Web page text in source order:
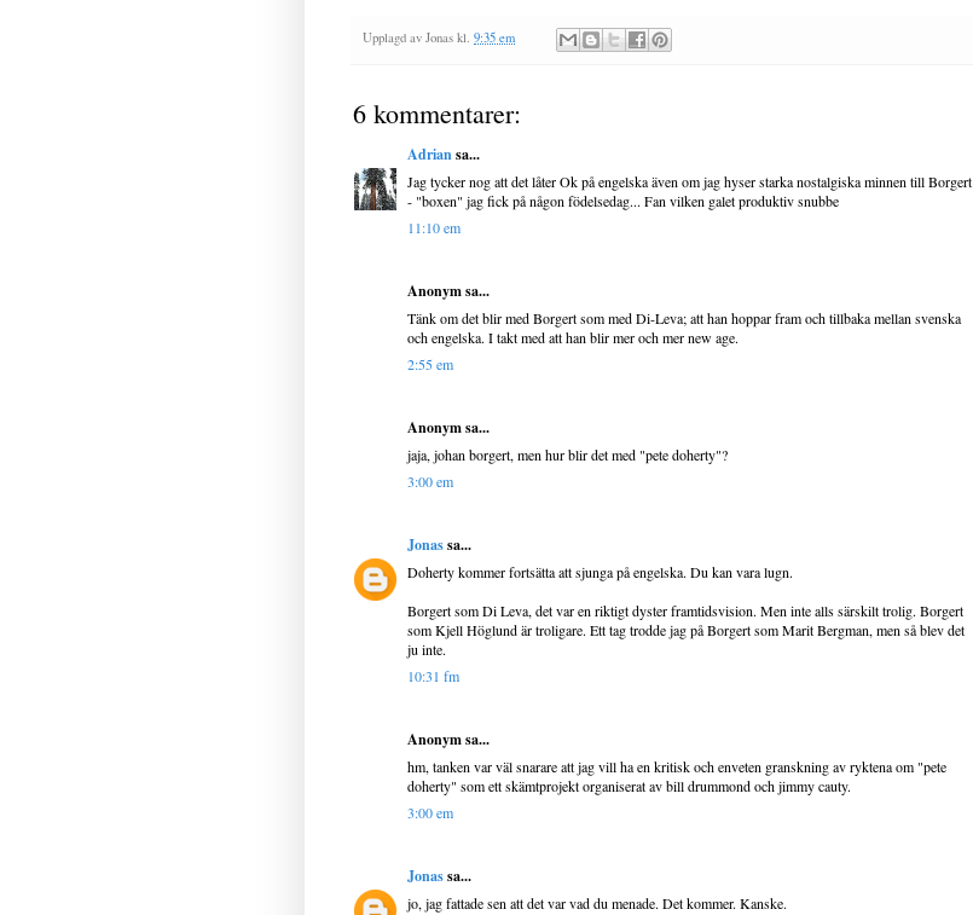
Upplagd av Jonas kl. 9:35 em
6 kommentarer:
Adriansa...
Jag tycker nog att det låter Ok på engelska även om jag hyser starka nostalgiska minnen till Borgert
- "boxen" jag fick på någon födelsedag... Fan vilken galet produktiv snubbe
11:10 em
Anonym sa...
Tänk om det blir med Borgert som med Di-Leva; att han hoppar fram och tillbaka mellan svenska
och engelska. I takt med att han blir mer och mer new age.
2:55 em
Anonym sa...
jaja, johan borgert, men hur blir det med "pete doherty"?
3:00 em
Jonassa...
Doherty kommer fortsätta att sjunga på engelska. Du kan vara lugn.
Borgert som Di Leva, det var en riktigt dyster framtidsvision. Men inte alls särskilt trolig. Borgert
som Kjell Höglund är troligare. Ett tag trodde jag på Borgert som Marit Bergman, men så blev det
ju inte.
10:31 fm
Anonym sa...
hm, tanken var väl snarare att jag vill ha en kritisk och enveten granskning av ryktena om "pete
doherty" som ett skämtprojekt organiserat av bill drummond och jimmy cauty.
3:00 em
Jonassa...
jo, jag fattade sen att det var vad du menade. Det kommer. Kanske.